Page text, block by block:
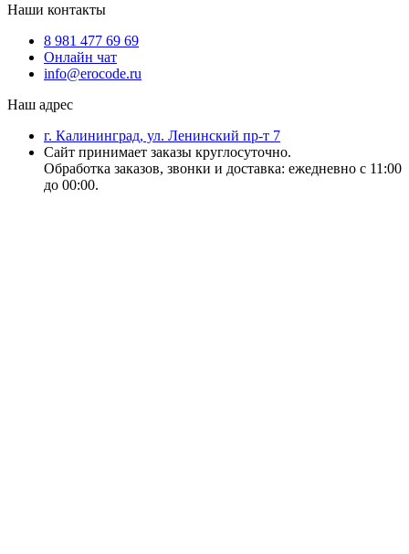
Наши контакты
8 981 477 69 69
Онлайн чат
info@erocode.ru
Наш адрес
г. Калининград, ул. Ленинский пр-т 7
Сайт принимает заказы круглосуточно.
Обработка заказов, звонки и доставка: ежедневно с 11:00
до 00:00.